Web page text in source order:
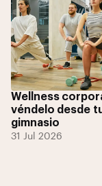
Wellness
véndelo desde
gimnasio
31 Jul 2026